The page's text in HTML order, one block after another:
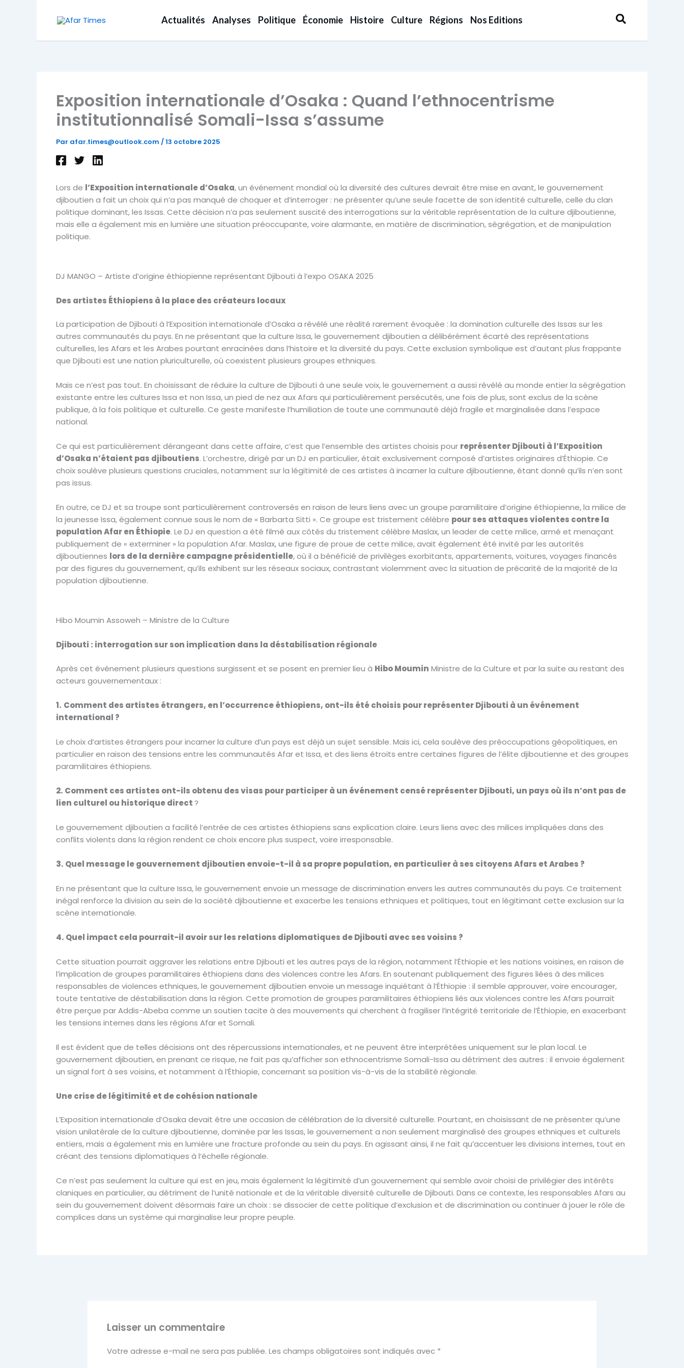
Actualités Analyses Politique Économie Histoire Culture Régions Nos Editions Rechercher
Exposition internationale d’Osaka : Quand l’ethnocentrisme
institutionnalisé Somali-Issa s’assume
Par afar.times@outlook.com /13 octobre 2025
Lors de l’Exposition internationale d’Osaka, un événement mondial où la diversité des cultures devrait être mise en avant, le gouvernement
djiboutien a fait un choix qui n’a pas manqué de choquer et d’interroger : ne présenter qu’une seule facette de son identité culturelle, celle du clan
politique dominant, les Issas. Cette décision n’a pas seulement suscité des interrogations sur la véritable représentation de la culture djiboutienne,
mais elle a également mis en lumière une situation préoccupante, voire alarmante, en matière de discrimination, ségrégation, et de manipulation
politique.
DJ MANGO – Artiste d’origine éthiopienne représentant Djibouti à l’expo OSAKA 2025
Des artistes Éthiopiens à la place des créateurs locaux
La participation de Djibouti à l’Exposition internationale d’Osaka a révélé une réalité rarement évoquée : la domination culturelle des Issas sur les
autres communautés du pays. En ne présentant que la culture Issa, le gouvernement djiboutien a délibérément écarté des représentations
culturelles, les Afars et les Arabes pourtant enracinées dans l’histoire et la diversité du pays. Cette exclusion symbolique est d’autant plus frappante
que Djibouti est une nation pluriculturelle, où coexistent plusieurs groupes ethniques.
Mais ce n’est pas tout. En choisissant de réduire la culture de Djibouti à une seule voix, le gouvernement a aussi révélé au monde entier la ségrégation
existante entre les cultures Issa et non Issa, un pied de nez aux Afars qui particulièrement persécutés, une fois de plus, sont exclus de la scène
publique, à la fois politique et culturelle. Ce geste manifeste l’humiliation de toute une communauté déjà fragile et marginalisée dans l’espace
national.
Ce qui est particulièrement dérangeant dans cette affaire, c’est que l’ensemble des artistes choisis pour représenter Djibouti à l’Exposition
d’Osaka n’étaient pas djiboutiens. L’orchestre, dirigé par un DJ en particulier, était exclusivement composé d’artistes originaires d’Éthiopie. Ce
choix soulève plusieurs questions cruciales, notamment sur la légitimité de ces artistes à incarner la culture djiboutienne, étant donné qu’ils n’en sont
pas issus.
En outre, ce DJ et sa troupe sont particulièrement controversés en raison de leurs liens avec un groupe paramilitaire d’origine éthiopienne, la milice de
la jeunesse Issa, également connue sous le nom de « Barbarta Sitti ». Ce groupe est tristement célèbre pour ses attaques violentes contre la
population Afar en Éthiopie. Le DJ en question a été filmé aux côtés du tristement célèbre Maslax, un leader de cette milice, armé et menaçant
publiquement de « exterminer » la population Afar. Maslax, une figure de proue de cette milice, avait également été invité par les autorités
djiboutiennes lors de la dernière campagne présidentielle, où il a bénéficié de privilèges exorbitants, appartements, voitures, voyages financés
par des figures du gouvernement, qu’ils exhibent sur les réseaux sociaux, contrastant violemment avec la situation de précarité de la majorité de la
population djiboutienne.
Hibo Moumin Assoweh – Ministre de la Culture
Djibouti : interrogation sur son implication dans la déstabilisation régionale
Après cet événement plusieurs questions surgissent et se posent en premier lieu à Hibo Moumin Ministre de la Culture et par la suite au restant des
acteurs gouvernementaux :
1. Comment des artistes étrangers, en l’occurrence éthiopiens, ont-ils été choisis pour représenter Djibouti à un événement
international ?
Le choix d’artistes étrangers pour incarner la culture d’un pays est déjà un sujet sensible. Mais ici, cela soulève des préoccupations géopolitiques, en
particulier en raison des tensions entre les communautés Afar et Issa, et des liens étroits entre certaines figures de l’élite djiboutienne et des groupes
paramilitaires éthiopiens.
2. Comment ces artistes ont-ils obtenu des visas pour participer à un événement censé représenter Djibouti, un pays où ils n’ont pas de
lien culturel ou historique direct?
Le gouvernement djiboutien a facilité l’entrée de ces artistes éthiopiens sans explication claire. Leurs liens avec des milices impliquées dans des
conflits violents dans la région rendent ce choix encore plus suspect, voire irresponsable.
3. Quel message le gouvernement djiboutien envoie-t-il à sa propre population, en particulier à ses citoyens Afars et Arabes ?
En ne présentant que la culture Issa, le gouvernement envoie un message de discrimination envers les autres communautés du pays. Ce traitement
inégal renforce la division au sein de la société djiboutienne et exacerbe les tensions ethniques et politiques, tout en légitimant cette exclusion sur la
scène internationale.
4. Quel impact cela pourrait-il avoir sur les relations diplomatiques de Djibouti avec ses voisins ?
Cette situation pourrait aggraver les relations entre Djibouti et les autres pays de la région, notamment l’Éthiopie et les nations voisines, en raison de
l’implication de groupes paramilitaires éthiopiens dans des violences contre les Afars. En soutenant publiquement des figures liées à des milices
responsables de violences ethniques, le gouvernement djiboutien envoie un message inquiétant à l’Éthiopie : il semble approuver, voire encourager,
toute tentative de déstabilisation dans la région. Cette promotion de groupes paramilitaires éthiopiens liés aux violences contre les Afars pourrait
être perçue par Addis-Abeba comme un soutien tacite à des mouvements qui cherchent à fragiliser l’intégrité territoriale de l’Éthiopie, en exacerbant
les tensions internes dans les régions Afar et Somali.
Il est évident que de telles décisions ont des répercussions internationales, et ne peuvent être interprétées uniquement sur le plan local. Le
gouvernement djiboutien, en prenant ce risque, ne fait pas qu’afficher son ethnocentrisme Somali-Issa au détriment des autres : il envoie également
un signal fort à ses voisins, et notamment à l’Éthiopie, concernant sa position vis-à-vis de la stabilité régionale.
Une crise de légitimité et de cohésion nationale
L’Exposition internationale d’Osaka devait être une occasion de célébration de la diversité culturelle. Pourtant, en choisissant de ne présenter qu’une
vision unilatérale de la culture djiboutienne, dominée par les Issas, le gouvernement a non seulement marginalisé des groupes ethniques et culturels
entiers, mais a également mis en lumière une fracture profonde au sein du pays. En agissant ainsi, il ne fait qu’accentuer les divisions internes, tout en
créant des tensions diplomatiques à l’échelle régionale.
Ce n’est pas seulement la culture qui est en jeu, mais également la légitimité d’un gouvernement qui semble avoir choisi de privilégier des intérêts
claniques en particulier, au détriment de l’unité nationale et de la véritable diversité culturelle de Djibouti. Dans ce contexte, les responsables Afars au
sein du gouvernement doivent désormais faire un choix : se dissocier de cette politique d’exclusion et de discrimination ou continuer à jouer le rôle de
complices dans un système qui marginalise leur propre peuple.
Laisser un commentaire
Votre adresse e-mail ne sera pas publiée. Les champs obligatoires sont indiqués avec *